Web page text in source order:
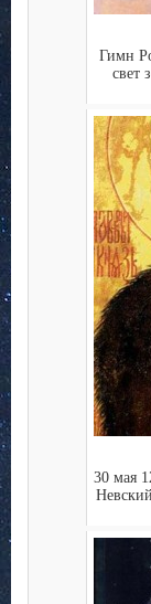
Гимн
свет
30 мая